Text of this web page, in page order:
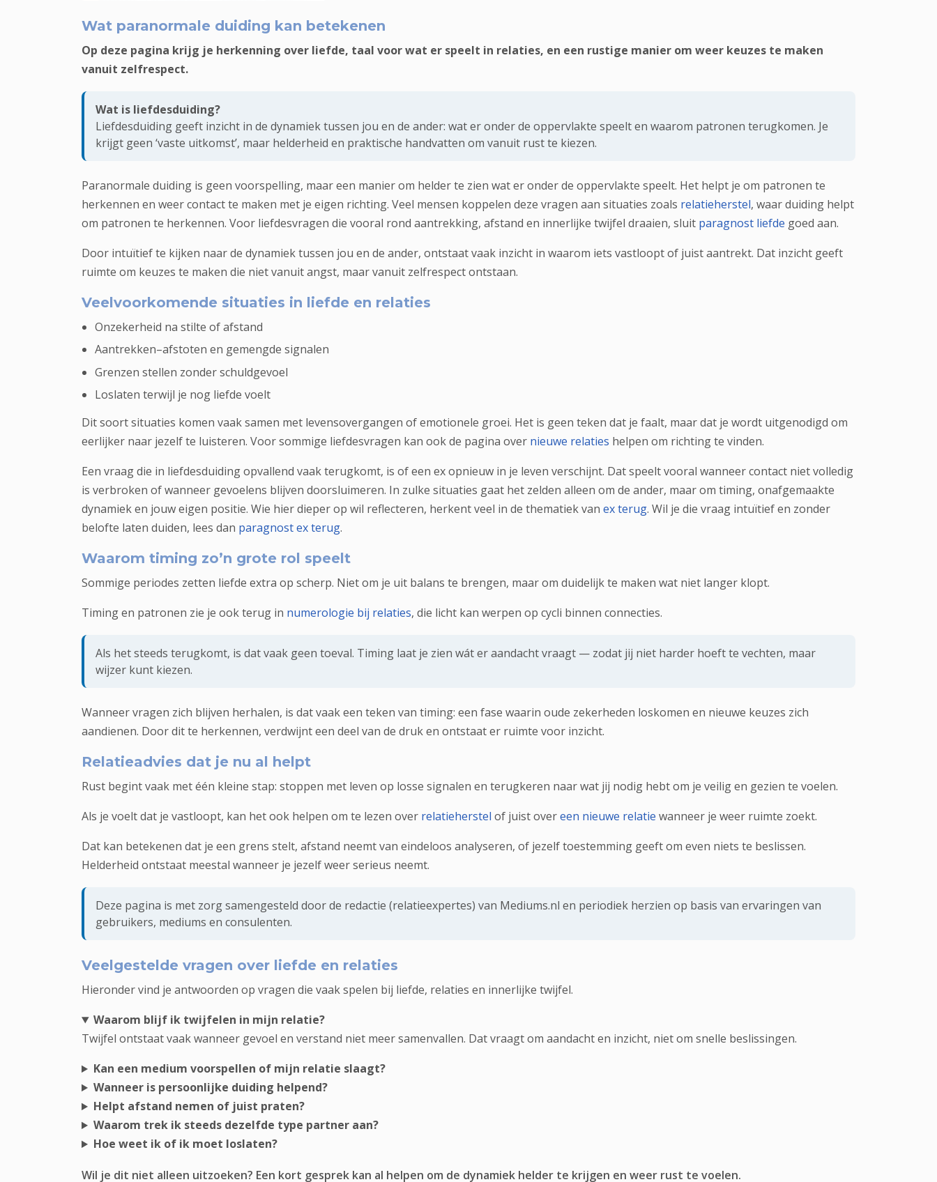
Wat paranormale duiding kan betekenen
Op deze pagina krijg je herkenning over liefde, taal voor wat er speelt in relaties, en een rustige manier om weer keuzes te maken
vanuit zelfrespect.
Wat is liefdesduiding?
Liefdesduiding geeft inzicht in de dynamiek tussen jou en de ander: wat er onder de oppervlakte speelt en waarom patronen terugkomen. Je
krijgt geen ‘vaste uitkomst’, maar helderheid en praktische handvatten om vanuit rust te kiezen.
Paranormale duiding is geen voorspelling, maar een manier om helder te zien wat er onder de oppervlakte speelt. Het helpt je om patronen te
herkennen en weer contact te maken met je eigen richting. Veel mensen koppelen deze vragen aan situaties zoals relatieherstel, waar duiding helpt
om patronen te herkennen. Voor liefdesvragen die vooral rond aantrekking, afstand en innerlijke twijfel draaien, sluit paragnost liefde goed aan.
Door intuïtief te kijken naar de dynamiek tussen jou en de ander, ontstaat vaak inzicht in waarom iets vastloopt of juist aantrekt. Dat inzicht geeft
ruimte om keuzes te maken die niet vanuit angst, maar vanuit zelfrespect ontstaan.
Veelvoorkomende situaties in liefde en relaties
Onzekerheid na stilte of afstand
Aantrekken–afstoten en gemengde signalen
Grenzen stellen zonder schuldgevoel
Loslaten terwijl je nog liefde voelt
Dit soort situaties komen vaak samen met levensovergangen of emotionele groei. Het is geen teken dat je faalt, maar dat je wordt uitgenodigd om
eerlijker naar jezelf te luisteren. Voor sommige liefdesvragen kan ook de pagina over nieuwe relaties helpen om richting te vinden.
Een vraag die in liefdesduiding opvallend vaak terugkomt, is of een ex opnieuw in je leven verschijnt. Dat speelt vooral wanneer contact niet volledig
is verbroken of wanneer gevoelens blijven doorsluimeren. In zulke situaties gaat het zelden alleen om de ander, maar om timing, onafgemaakte
dynamiek en jouw eigen positie. Wie hier dieper op wil reflecteren, herkent veel in de thematiek van ex terug. Wil je die vraag intuïtief en zonder
belofte laten duiden, lees dan paragnost ex terug.
Waarom timing zo’n grote rol speelt
Sommige periodes zetten liefde extra op scherp. Niet om je uit balans te brengen, maar om duidelijk te maken wat niet langer klopt.
Timing en patronen zie je ook terug in numerologie bij relaties, die licht kan werpen op cycli binnen connecties.
Als het steeds terugkomt, is dat vaak geen toeval. Timing laat je zien wát er aandacht vraagt — zodat jij niet harder hoeft te vechten, maar
wijzer kunt kiezen.
Wanneer vragen zich blijven herhalen, is dat vaak een teken van timing: een fase waarin oude zekerheden loskomen en nieuwe keuzes zich
aandienen. Door dit te herkennen, verdwijnt een deel van de druk en ontstaat er ruimte voor inzicht.
Relatieadvies dat je nu al helpt
Rust begint vaak met één kleine stap: stoppen met leven op losse signalen en terugkeren naar wat jij nodig hebt om je veilig en gezien te voelen.
Als je voelt dat je vastloopt, kan het ook helpen om te lezen over relatieherstel of juist overeen nieuwe relatie wanneer je weer ruimte zoekt.
Dat kan betekenen dat je een grens stelt, afstand neemt van eindeloos analyseren, of jezelf toestemming geeft om even niets te beslissen.
Helderheid ontstaat meestal wanneer je jezelf weer serieus neemt.
Deze pagina is met zorg samengesteld door de redactie (relatieexpertes) van Mediums.nl en periodiek herzien op basis van ervaringen van
gebruikers, mediums en consulenten.
Veelgestelde vragen over liefde en relaties
Hieronder vind je antwoorden op vragen die vaak spelen bij liefde, relaties en innerlijke twijfel.
Waarom blijf ik twijfelen in mijn relatie?
Twijfel ontstaat vaak wanneer gevoel en verstand niet meer samenvallen. Dat vraagt om aandacht en inzicht, niet om snelle beslissingen.
Kan een medium voorspellen of mijn relatie slaagt?
Wanneer is persoonlijke duiding helpend?
Helpt afstand nemen of juist praten?
Waarom trek ik steeds dezelfde type partner aan?
Hoe weet ik of ik moet loslaten?
Wil je dit niet alleen uitzoeken? Een kort gesprek kan al helpen om de dynamiek helder te krijgen en weer rust te voelen.